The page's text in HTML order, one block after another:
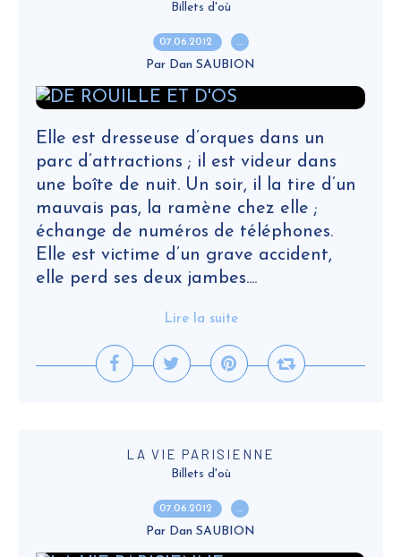
Billets d'où
07.06.2012 …
Par Dan SAUBION
Elle est dresseuse d’orques dans un
parc d’attractions ; il est videur dans
une boîte de nuit. Un soir, il la tire d’un
mauvais pas, la ramène chez elle ;
échange de numéros de téléphones.
Elle est victime d’un grave accident,
elle perd ses deux jambes....
Lire la suite
LA VIE PARISIENNE
Billets d'où
07.06.2012 …
Par Dan SAUBION